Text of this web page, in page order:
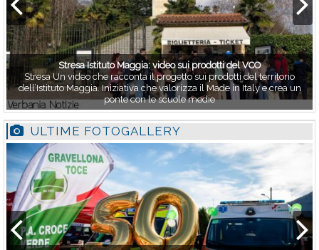
Stresa Istituto Maggia: video sui prodotti del VCO
Stresa Un video che racconta il progetto sui prodotti del territorio
dell’Istituto Maggia. Iniziativa che valorizza il Made in Italy e crea un
ponte con le scuole medie
ULTIME FOTOGALLERY